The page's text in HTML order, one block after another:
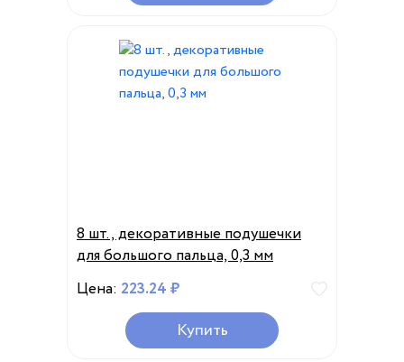
8 шт., декоративные подушечки
для большого пальца, 0,3 мм
Цена: 223.24 ₽
Купить